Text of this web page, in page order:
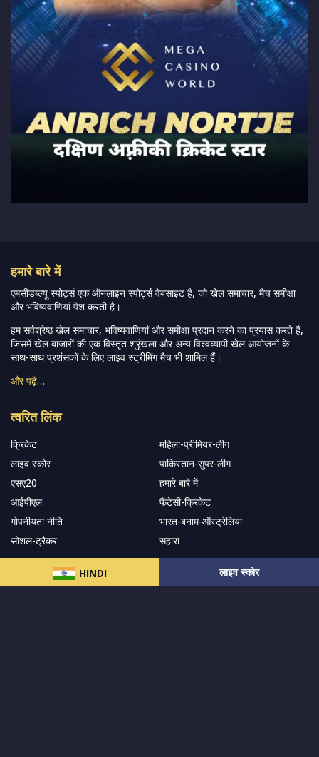
HINDI लाइव स्कोर
हमारे बारे में
एमसीडब्ल्यू स्पोर्ट्स एक ऑनलाइन स्पोर्ट्स वेबसाइट है, जो खेल समाचार, मैच समीक्षा
और भविष्यवाणियां पेश करती है।
हम सर्वश्रेष्ठ खेल समाचार, भविष्यवाणियां और समीक्षा प्रदान करने का प्रयास करते हैं,
जिसमें खेल बाजारों की एक विस्तृत श्रृंखला और अन्य विश्वव्यापी खेल आयोजनों के
साथ-साथ प्रशंसकों के लिए लाइव स्ट्रीमिंग मैच भी शामिल हैं।
और पढ़ें…
त्वरित लिंक
क्रिकेट
महिला-प्रीमियर-लीग
लाइव स्कोर
पाकिस्तान-सुपर-लीग
एसए20
हमारे बारे में
आईपीएल
फैंटेसी-क्रिकेट
गोपनीयता नीति
भारत-बनाम-ऑस्ट्रेलिया
सोशल-ट्रैकर
सहारा
हमारे समाचार पत्र के सदस्य बनें